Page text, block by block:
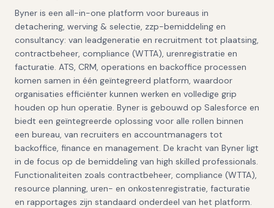
Byner is een all-in-one platform voor bureaus in
detachering, werving & selectie, zzp-bemiddeling en
consultancy: van leadgeneratie en recruitment tot plaatsing,
contractbeheer, compliance (WTTA), urenregistratie en
facturatie. ATS, CRM, operations en backoffice processen
komen samen in één geïntegreerd platform, waardoor
organisaties efficiënter kunnen werken en volledige grip
houden op hun operatie. Byner is gebouwd op Salesforce en
biedt een geïntegreerde oplossing voor alle rollen binnen
een bureau, van recruiters en accountmanagers tot
backoffice, finance en management. De kracht van Byner ligt
in de focus op de bemiddeling van high skilled professionals.
Functionaliteiten zoals contractbeheer, compliance (WTTA),
resource planning, uren- en onkostenregistratie, facturatie
en rapportages zijn standaard onderdeel van het platform.